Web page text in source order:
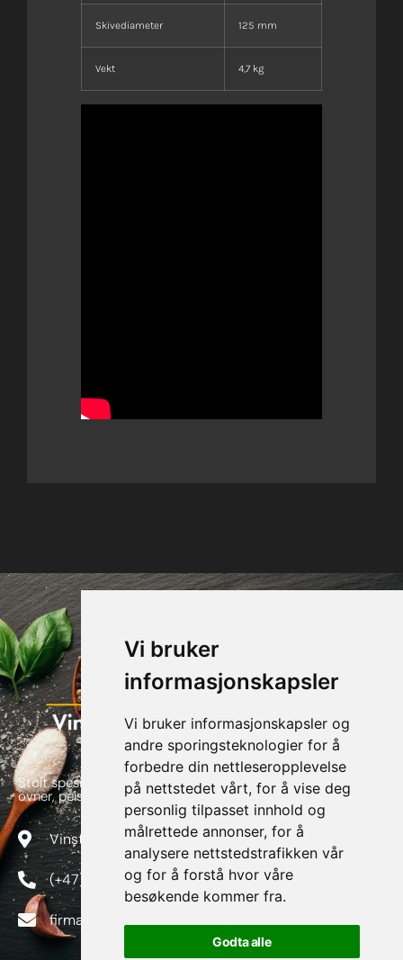
Vi bruker
informasjonskapsler
Vi bruker informasjonskapsler og
andre sporingsteknologier for å
forbedre din nettleseropplevelse
på nettstedet vårt, for å vise deg
personlig tilpasset innhold og
målrettede annonser, for å
analysere nettstedstrafikken vår
og for å forstå hvor våre
besøkende kommer fra.
Godta alle
Skivediameter 125 mm
Vekt 4,7 kg
Stolt spesialforretning av alt innen flis, skifer, naturstein,
ovner, peiser og piper
Vinstragata 82, 2640 Vinstra
(+47) 415 94 200
firmapost@vinstraflis.no